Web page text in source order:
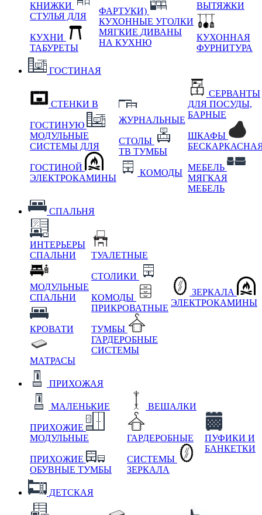
КНИЖКИ
СТУЛЬЯ ДЛЯ
КУХНИ
ТАБУРЕТЫ
ФАРТУКИ)
КУХОННЫЕ УГОЛКИ
МЯГКИЕ ДИВАНЫ
НА КУХНЮ
ВЫТЯЖКИ
КУХОННАЯ
ФУРНИТУРА
ГОСТИНАЯ
СТЕНКИ В
ГОСТИНУЮ
МОДУЛЬНЫЕ
СИСТЕМЫ ДЛЯ
ГОСТИНОЙ
ЭЛЕКТРОКАМИНЫ
ЖУРНАЛЬНЫЕ
СТОЛЫ
ТВ ТУМБЫ
КОМОДЫ
СЕРВАНТЫ
ДЛЯ ПОСУДЫ,
БАРНЫЕ
ШКАФЫ
МЕБЕЛЬ
МЯГКАЯ
МЕБЕЛЬ
СПАЛЬНЯ
ИНТЕРЬЕРЫ
СПАЛЬНИ
МОДУЛЬНЫЕ
СПАЛЬНИ
КРОВАТИ
МАТРАСЫ
ТУАЛЕТНЫЕ
СТОЛИКИ
КОМОДЫ
ПРИКРОВАТНЫЕ
ТУМБЫ
ГАРДЕРОБНЫЕ
СИСТЕМЫ
ЗЕРКАЛА
ЭЛЕКТРОКАМИНЫ
ПРИХОЖАЯ
МАЛЕНЬКИЕ
ПРИХОЖИЕ
МОДУЛЬНЫЕ
ПРИХОЖИЕ
ОБУВНЫЕ ТУМБЫ
ВЕШАЛКИ
ГАРДЕРОБНЫЕ
СИСТЕМЫ
ЗЕРКАЛА
ПУФИКИ И
БАНКЕТКИ
ДЕТСКАЯ